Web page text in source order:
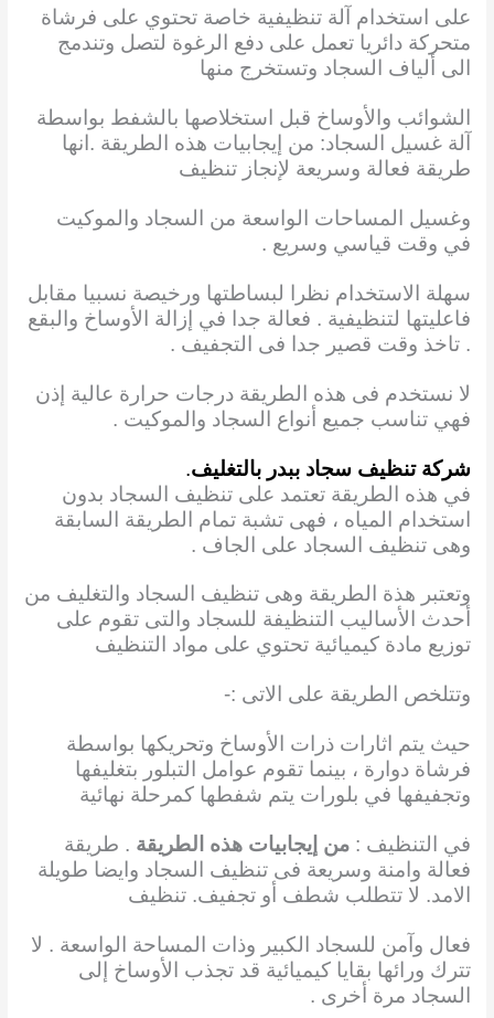
على استخدام آلة تنظيفية خاصة تحتوي على فرشاة
متحركة دائريا تعمل على دفع الرغوة لتصل وتندمج
الى ألياف السجاد وتستخرج منها
الشوائب والأوساخ قبل استخلاصها بالشفط بواسطة
آلة غسيل السجاد: من إيجابيات هذه الطريقة .انها
طريقة فعالة وسريعة لإنجاز تنظيف
وغسيل المساحات الواسعة من السجاد والموكيت
في وقت قياسي وسريع .
سهلة الاستخدام نظرا لبساطتها ورخيصة نسبيا مقابل
فاعليتها لتنظيفية . فعالة جدا في إزالة الأوساخ والبقع
. تاخذ وقت قصير جدا فى التجفيف .
لا نستخدم فى هذه الطريقة درجات حرارة عالية إذن
فهي تناسب جميع أنواع السجاد والموكيت .
شركة تنظيف سجاد ببدر بالتغليف.
في هذه الطريقة تعتمد على تنظيف السجاد بدون
استخدام المياه ، فهى تشبة تمام الطريقة السابقة
وهى تنظيف السجاد على الجاف .
وتعتبر هذة الطريقة وهى تنظيف السجاد والتغليف من
أحدث الأساليب التنظيفة للسجاد والتى تقوم على
توزيع مادة كيميائية تحتوي على مواد التنظيف
وتتلخص الطريقة على الاتى :-
حيث يتم اثارات ذرات الأوساخ وتحريكها بواسطة
فرشاة دوارة ، بينما تقوم عوامل التبلور بتغليفها
وتجفيفها في بلورات يتم شفطها كمرحلة نهائية
في التنظيف :من إيجابيات هذه الطريقة . طريقة
فعالة وامنة وسريعة فى تنظيف السجاد وايضا طويلة
الامد. لا تتطلب شطف أو تجفيف. تنظيف
فعال وآمن للسجاد الكبير وذات المساحة الواسعة . لا
تترك ورائها بقايا كيميائية قد تجذب الأوساخ إلى
السجاد مرة أخرى .